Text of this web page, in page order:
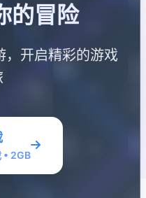
的冒险
，开启精彩的游戏
• 2GB